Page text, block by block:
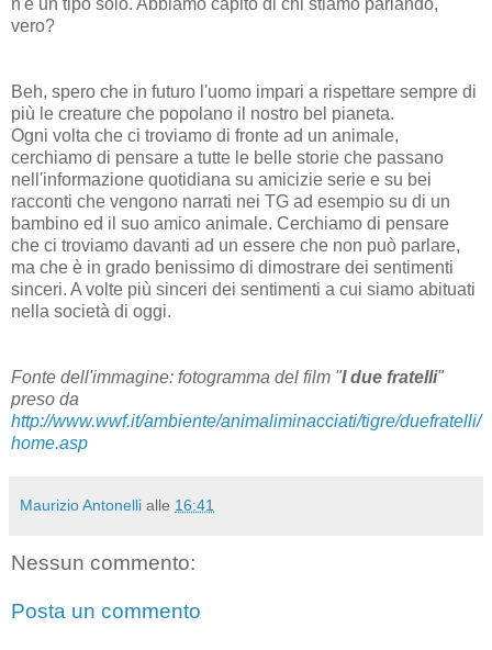
n'è un tipo solo. Abbiamo capito di chi stiamo parlando,
vero?
Beh, spero che in futuro l'uomo impari a rispettare sempre di
più le creature che popolano il nostro bel pianeta.
Ogni volta che ci troviamo di fronte ad un animale,
cerchiamo di pensare a tutte le belle storie che passano
nell'informazione quotidiana su amicizie serie e su bei
racconti che vengono narrati nei TG ad esempio su di un
bambino ed il suo amico animale. Cerchiamo di pensare
che ci troviamo davanti ad un essere che non può parlare,
ma che è in grado benissimo di dimostrare dei sentimenti
sinceri. A volte più sinceri dei sentimenti a cui siamo abituati
nella società di oggi.
Fonte dell'immagine: fotogramma del film "I due fratelli"
preso da
http://www.wwf.it/ambiente/animaliminacciati/tigre/duefratelli/
home.asp
Maurizio Antonelli alle 16:41
Nessun commento:
Posta un commento